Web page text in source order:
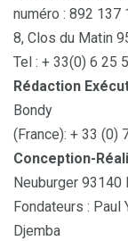
numéro : 892 137
8, Clos du Matin
Tel : + 33(0) 6 25
Rédaction
Bondy
(France): + 33 (0)
Conception-
Neuburger 93140
Fondateurs : Paul
Djemba